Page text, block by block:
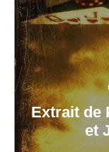
Extrait de
et